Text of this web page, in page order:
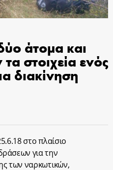
άτομα και
στοιχεία ενός
διακίνηση
στο πλαίσιο
για την
των ναρκωτικών,